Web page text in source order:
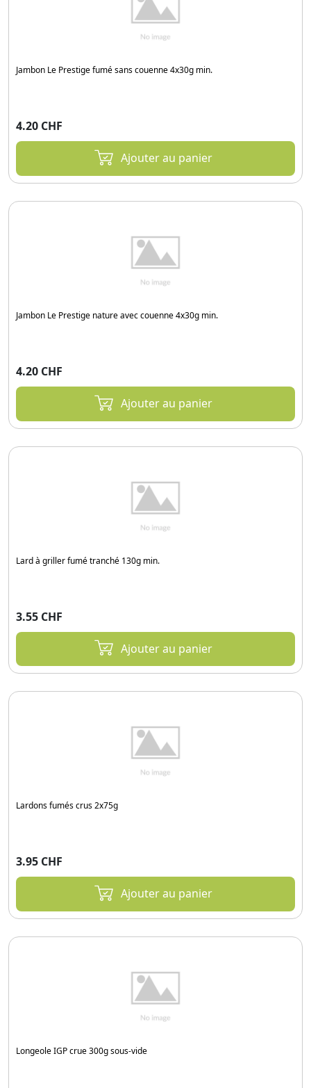
Jambon Le Prestige fumé sans couenne 4x30g min.
4.20 CHF
Ajouter au panier
Jambon Le Prestige nature avec couenne 4x30g min.
4.20 CHF
Ajouter au panier
Lard à griller fumé tranché 130g min.
3.55 CHF
Ajouter au panier
Lardons fumés crus 2x75g
3.95 CHF
Ajouter au panier
Longeole IGP crue 300g sous-vide